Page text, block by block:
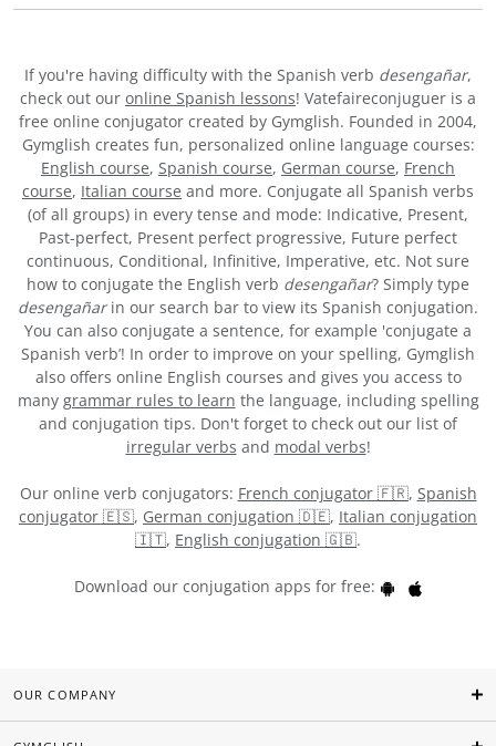
If you're having difficulty with the Spanish verb desengañar,
check out our online Spanish lessons! Vatefaireconjuguer is a
free online conjugator created by Gymglish. Founded in 2004,
Gymglish creates fun, personalized online language courses:
English course, Spanish course, German course, French
course, Italian course and more. Conjugate all Spanish verbs
(of all groups) in every tense and mode: Indicative, Present,
Past-perfect, Present perfect progressive, Future perfect
continuous, Conditional, Infinitive, Imperative, etc. Not sure
how to conjugate the English verb desengañar? Simply type
desengañarin our search bar to view its Spanish conjugation.
You can also conjugate a sentence, for example 'conjugate a
Spanish verb’! In order to improve on your spelling, Gymglish
also offers online English courses and gives you access to
many grammar rules to learn the language, including spelling
and conjugation tips. Don't forget to check out our list of
irregular verbs and modal verbs!
Our online verb conjugators: French conjugator 🇫🇷, Spanish
conjugator 🇪🇸, German conjugation 🇩🇪, Italian conjugation
🇮🇹, English conjugation 🇬🇧.
Download our conjugation apps for free:
OUR COMPANY